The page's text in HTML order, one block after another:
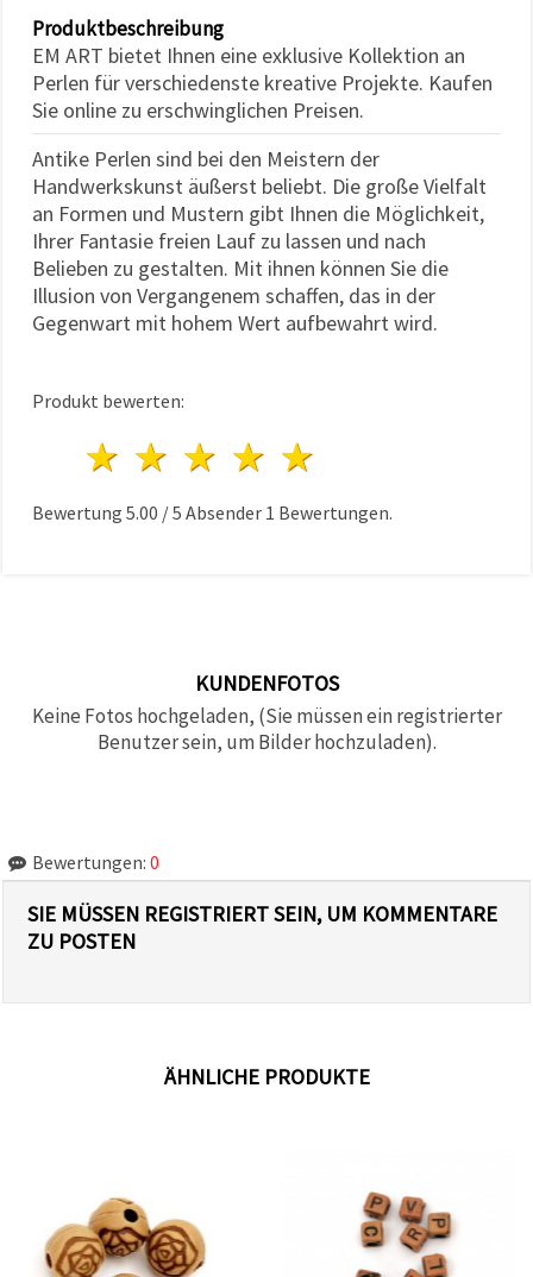
Produktbeschreibung
EM ART bietet Ihnen eine exklusive Kollektion an
Perlen für verschiedenste kreative Projekte. Kaufen
Sie online zu erschwinglichen Preisen.
Antike Perlen sind bei den Meistern der
Handwerkskunst äußerst beliebt. Die große Vielfalt
an Formen und Mustern gibt Ihnen die Möglichkeit,
Ihrer Fantasie freien Lauf zu lassen und nach
Belieben zu gestalten. Mit ihnen können Sie die
Illusion von Vergangenem schaffen, das in der
Gegenwart mit hohem Wert aufbewahrt wird.
Produkt bewerten:
4 Sterne
3 Sterne
2 Sterne
1 Stern
Bewertung 5.00 /5 Absender 1 Bewertungen.
KUNDENFOTOS
Keine Fotos hochgeladen, (Sie müssen ein registrierter
Benutzer sein, um Bilder hochzuladen).
Bewertungen: 0
SIE MÜSSEN REGISTRIERT SEIN, UM KOMMENTARE
ZU POSTEN
ÄHNLICHE PRODUKTE